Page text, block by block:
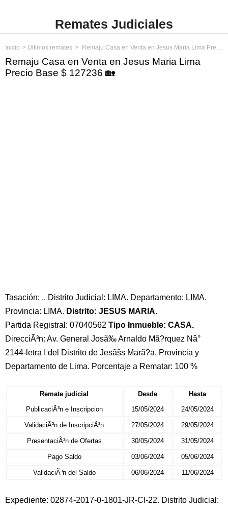
Remates Judiciales
Inicio Últimos remates Remaju Casa en Venta en Jesus Maria Lima Precio Base $ 127236
Remaju Casa en Venta en Jesus Maria Lima
Precio Base $ 127236 🏡
Tasación: .. Distrito Judicial: LIMA. Departamento: LIMA.
Provincia: LIMA. Distrito: JESUS MARIA.
Partida Registral: 07040562 Tipo Inmueble: CASA.
DirecciÃ³n: Av. General Josã‰ Arnaldo Mã?rquez Nâ°
2144-letra I del Distrito de Jesãšs Marã?a, Provincia y
Departamento de Lima. Porcentaje a Rematar: 100 %
Remate judicial Desde
Hasta
PublicaciÃ³n e Inscripcion
15/05/2024 24/05/2024
ValidaciÃ³n de InscripciÃ³n 27/05/2024 29/05/2024
PresentaciÃ³n de Ofertas 30/05/2024 31/05/2024
Pago Saldo 03/06/2024 05/06/2024
ValidaciÃ³n del Saldo 06/06/2024 11/06/2024
Expediente: 02874-2017-0-1801-JR-CI-22. Distrito Judicial: